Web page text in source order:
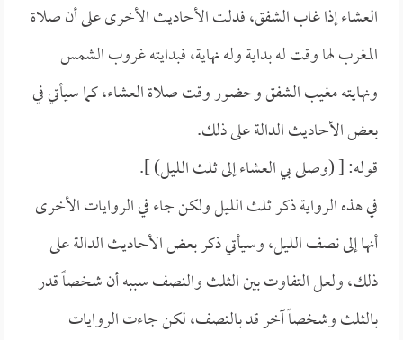
العشاء إذا غاب الشفق، فدلت الأحاديث الأخرى على أن صلاة
المغرب لها وقت له بداية وله نهاية، فبدايته غروب الشمس
ونهايته مغيب الشفق وحضور وقت صلاة العشاء، كما سيأتي في
بعض الأحاديث الدالة على ذلك.
قوله: [ (وصلى بي العشاء إلى ثلث الليل) ].
في هذه الرواية ذكر ثلث الليل ولكن جاء في الروايات الأخرى
أنها إلى نصف الليل، وسيأتي ذكر بعض الأحاديث الدالة على
ذلك، ولعل التفاوت بين الثلث والنصف سببه أن شخصاً قدر
بالثلث وشخصاً آخر قد بالنصف، لكن جاءت الروايات